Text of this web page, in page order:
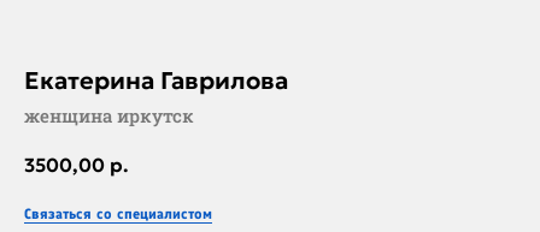
Екатерина Гаврилова
женщина иркутск
3500,00 р.
Связаться со специалистом